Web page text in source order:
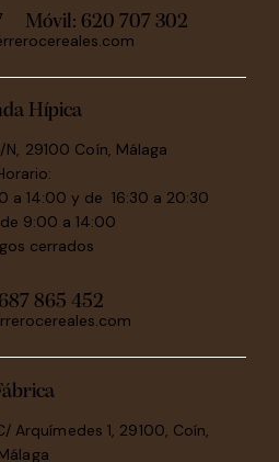
Móvil: 620 707 302
Hípica
N, 29100 Coín, Málaga
a 14:00 y de 16:30 a 20:30
9:00 a 14:00
cerrados
687 865 452
Arquímedes 1, 29100, Coín,